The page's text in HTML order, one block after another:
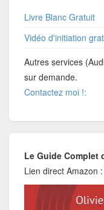
Livre Blanc Gratuit
Vidéo d'initiation
Autres services
sur demande.
Contactez moi !:
Le Guide Complet
Lien direct Amazon :